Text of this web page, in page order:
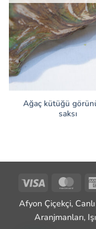
Ağaç kütüğü
saksı
Visa
Afyon Çiçekçi,
Aranjmanları,